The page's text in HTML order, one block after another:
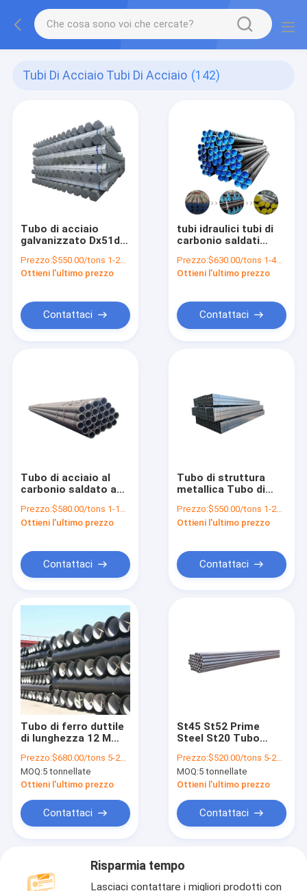
Tubi Di Acciaio Tubi Di Acciaio (142)
Tubo di acciaio
galvanizzato Dx51d Z
30mm 50mm 1mm
1.2mm 2mm
Prezzo:$550.00/tons 1-24 tons
Ottieni l'ultimo prezzo
Contattaci
tubi idraulici tubi di
carbonio saldati
il trasporto di
oleodotti
Prezzo:$630.00/tons 1-49 tons
Ottieni l'ultimo prezzo
Contattaci
Tubo di acciaio al
carbonio saldato a
Tubo di acciaio
laminato a freddo
Prezzo:$580.00/tons 1-19 tons
Ottieni l'ultimo prezzo
Contattaci
Tubo di struttura
metallica Tubo di
rotondo per sezione
cava rivestita di
Prezzo:$550.00/tons 1-24 tons
Ottieni l'ultimo prezzo
Contattaci
Tubo di ferro duttile
di lunghezza 12 M
tensione preferite
Prezzo:$680.00/tons 5-24 tons
MOQ:5 tonnellate
Ottieni l'ultimo prezzo
Contattaci
St45 St52 Prime
Steel St20 Tubo
Tubo in acciaio a
basso tenore di
carbonio
Prezzo:$520.00/tons 5-24 tons
MOQ:5 tonnellate
Ottieni l'ultimo prezzo
Contattaci
Risparmia tempo
Lasciaci contattare i migliori prodotti con